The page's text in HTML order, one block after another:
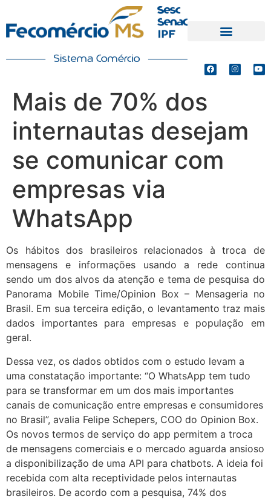
Mais de 70% dos
internautas desejam
se comunicar com
empresas via
WhatsApp
Os hábitos dos brasileiros relacionados à troca de
mensagens e informações usando a rede continua
sendo um dos alvos da atenção e tema de pesquisa do
Panorama Mobile Time/Opinion Box – Mensageria no
Brasil. Em sua terceira edição, o levantamento traz mais
dados importantes para empresas e população em
geral.
Dessa vez, os dados obtidos com o estudo levam a
uma constatação importante: “O WhatsApp tem tudo
para se transformar em um dos mais importantes
canais de comunicação entre empresas e consumidores
no Brasil”, avalia Felipe Schepers, COO do Opinion Box.
Os novos termos de serviço do app permitem a troca
de mensagens comerciais e o mercado aguarda ansioso
a disponibilização de uma API para chatbots. A ideia foi
recebida com alta receptividade pelos internautas
brasileiros. De acordo com a pesquisa, 74% dos